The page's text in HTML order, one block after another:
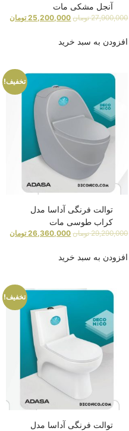
آنجل مشکی مات
27,900,000 تومان 25,200,000 تومان
افزودن به سبد خرید
تخفیف!
توالت فرنگی آداسا مدل
کراب طوسی مات
29,290,000 تومان 26,360,000 تومان
افزودن به سبد خرید
تخفیف!
توالت فرنگی آداسا مدل